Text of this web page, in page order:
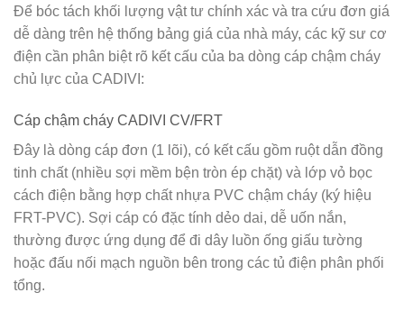
Để bóc tách khối lượng vật tư chính xác và tra cứu đơn giá
dễ dàng trên hệ thống bảng giá của nhà máy, các kỹ sư cơ
điện cần phân biệt rõ kết cấu của ba dòng cáp chậm cháy
chủ lực của CADIVI:
Cáp chậm cháy CADIVI CV/FRT
Đây là dòng cáp đơn (1 lõi), có kết cấu gồm ruột dẫn đồng
tinh chất (nhiều sợi mềm bện tròn ép chặt) và lớp vỏ bọc
cách điện bằng hợp chất nhựa PVC chậm cháy (ký hiệu
FRT-PVC). Sợi cáp có đặc tính dẻo dai, dễ uốn nắn,
thường được ứng dụng để đi dây luồn ống giấu tường
hoặc đấu nối mạch nguồn bên trong các tủ điện phân phối
tổng.